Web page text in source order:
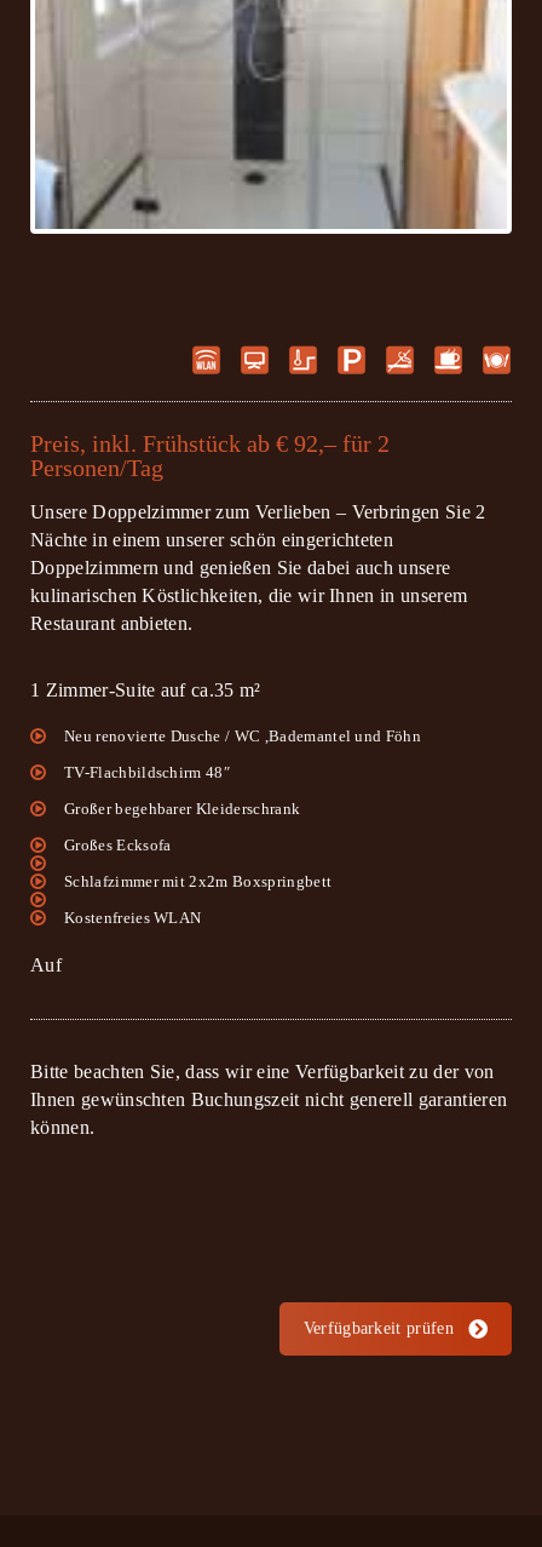
Preis, inkl. Frühstück ab € 92,– für 2
Personen/Tag
Unsere Doppelzimmer zum Verlieben – Verbringen Sie 2
Nächte in einem unserer schön eingerichteten
Doppelzimmern und genießen Sie dabei auch unsere
kulinarischen Köstlichkeiten, die wir Ihnen in unserem
Restaurant anbieten.
1 Zimmer-Suite auf ca.35 m²
Neu renovierte Dusche / WC ,Bademantel und Föhn
TV-Flachbildschirm 48″
Großer begehbarer Kleiderschrank
Großes Ecksofa
Schlafzimmer mit 2x2m Boxspringbett
Kostenfreies WLAN
Auf
Bitte beachten Sie, dass wir eine Verfügbarkeit zu der von
Ihnen gewünschten Buchungszeit nicht generell garantieren
können.
Verfügbarkeit prüfen